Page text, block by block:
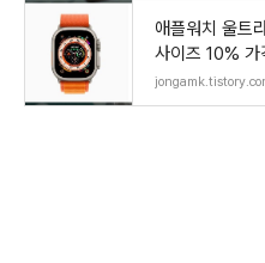
애플워치 울트
사이즈 10% 가